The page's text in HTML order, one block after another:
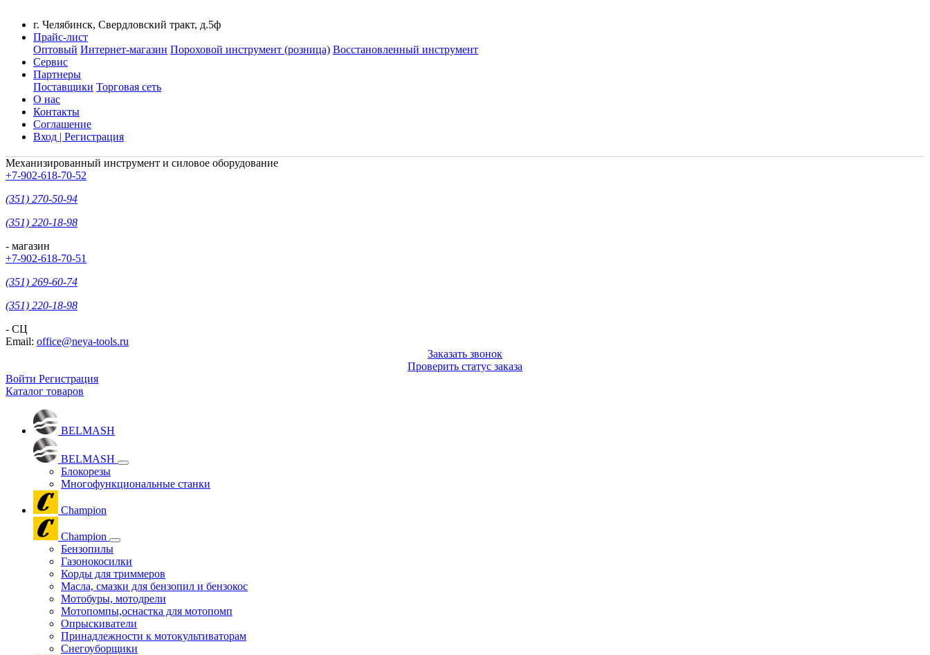
г. Челябинск, Свердловский тракт, д.5ф
Прайс-лист
Оптовый Интернет-магазин Пороховой инструмент (розница) Восстановленный инструмент
Сервис
Партнеры
Поставщики Торговая сеть
О нас
Контакты
Соглашение
Вход | Регистрация
Механизированный инструмент и силовое оборудование
+7-902-618-70-52
(351) 270-50-94
(351) 220-18-98
- магазин
+7-902-618-70-51
(351) 269-60-74
(351) 220-18-98
- СЦ
Email: office@neya-tools.ru
Заказать звонок
Проверить статус заказа
Войти Регистрация
Каталог товаров
BELMASH
BELMASH
Блокорезы
Многофункциональные станки
Champion
Champion
Бензопилы
Газонокосилки
Корды для триммеров
Масла, смазки для бензопил и бензокос
Мотобуры, мотодрели
Мотопомпы,оснастка для мотопомп
Опрыскиватели
Принадлежности к мотокультиваторам
Снегоуборщики